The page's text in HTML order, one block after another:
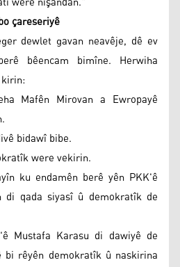
çareseriyê
dewlet gavan neavêje, dê ev
bêencam bimîne. Herwiha
Mafên Mirovan a Ewropayê
bidawî bibe.
were vekirin.
ku endamên berê yên PKK'ê
di qada siyasî û demokratîk de
Mustafa Karasu di dawiyê de
rêyên demokratîk û naskirina